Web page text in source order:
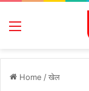
Menu
Home /खेल